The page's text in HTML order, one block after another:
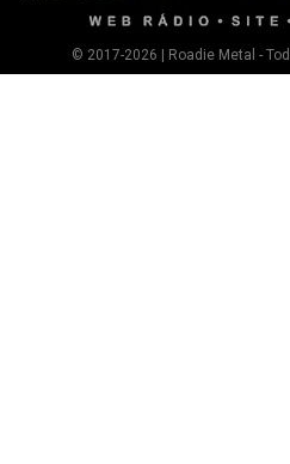
© 2017-2026 | Roadie Metal -